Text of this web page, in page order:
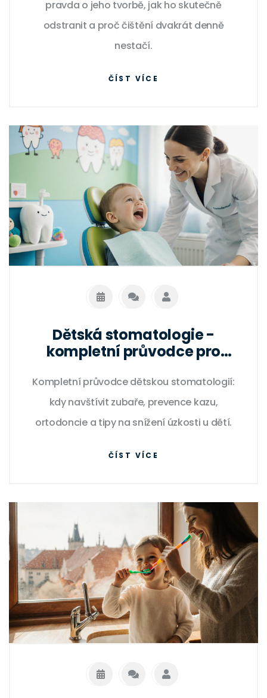
pravda o jeho tvorbě, jak ho skutečně
odstranit a proč čištění dvakrát denně
nestačí.
ČÍST VÍCE
Dětská stomatologie -
kompletní průvodce pro
Kompletní průvodce dětskou stomatologií:
kdy navštívit zubaře, prevence kazu,
ortodoncie a tipy na snížení úzkosti u dětí.
ČÍST VÍCE